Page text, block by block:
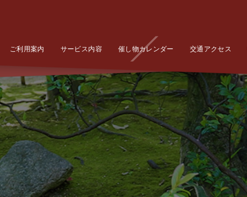
ご利用案内
Information サービス内容
Service 催し物カレンダー
Event 交通アクセス
Access